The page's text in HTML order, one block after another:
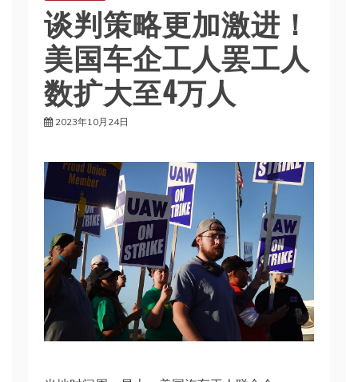
谈判策略更加激进！
美国车企工人罢工人
数扩大至4万人
2023年10月24日